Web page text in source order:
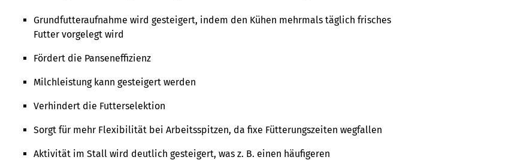
Grundfutteraufnahme wird gesteigert, indem den Kühen mehrmals täglich frisches
Futter vorgelegt wird
Fördert die Panseneffizienz
Milchleistung kann gesteigert werden
Verhindert die Futterselektion
Sorgt für mehr Flexibilität bei Arbeitsspitzen, da fixe Fütterungszeiten wegfallen
Aktivität im Stall wird deutlich gesteigert, was z. B. einen häufigeren